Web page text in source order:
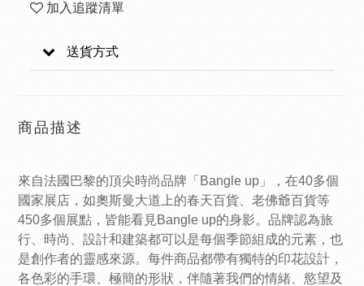
加入追蹤清單
送貨方式
商品描述
來自法國巴黎的頂尖時尚品牌「Bangle up」，在40多個
國家展店，如奧斯曼大道上的春天百貨、老佛爺百貨等
450多個展點，皆能看見Bangle up的身影。品牌認為旅
行、時尚、設計和建築都可以是每個季節組成的元素，也
是創作者的靈感來源。每件商品都帶有獨特的印花設計，
各色彩的手環、極簡的形狀，伴隨著我們的情緒、慾望及